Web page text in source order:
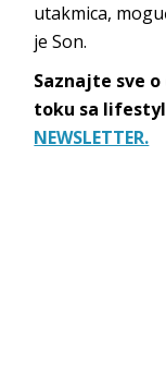
utakmica,
je Son.
Saznajte sve
toku sa
NEWSLETTER.